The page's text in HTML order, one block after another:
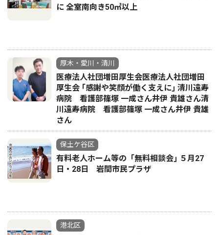
に 全室南向き50㎡以上
厚木・愛川・清川
医療法人社団増田厚生会医療法人社団増田
厚生会 ｢感謝や笑顔が働く支えに｣ 清川遠寿
病院 看護部篠塚 一成さん井伊 貴雄さん清
川遠寿病院 看護部篠塚 一成さん井伊 貴雄
さん
保土ケ谷区
有料老人ホーム等の「無料相談会｣ ５月27
日・28日 岩間市民プラザ
港北区